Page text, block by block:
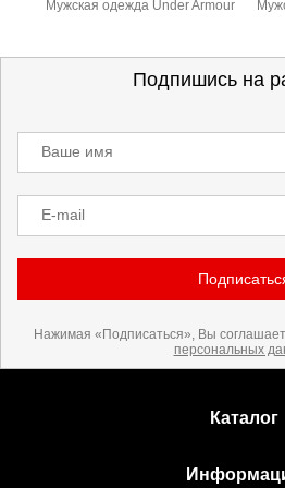
Мужская одежда Under Armour
Подпишись на
Ваше имя
E-mail
Нажимая «Подписаться», Вы
персональных
Каталог